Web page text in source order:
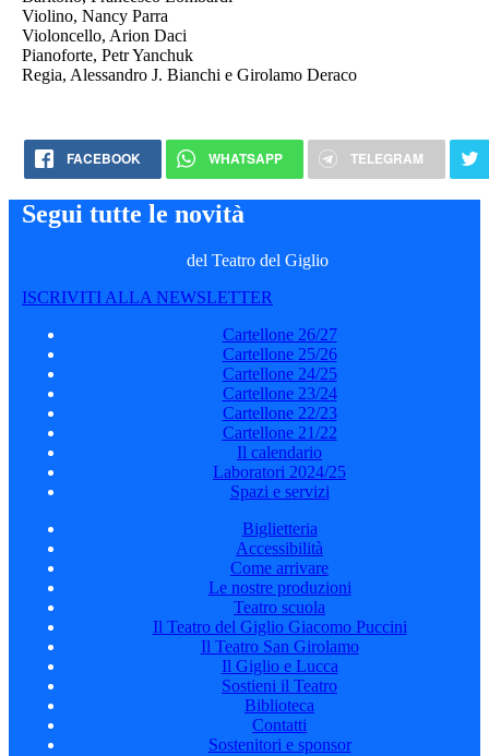
Violino, Nancy Parra
Violoncello, Arion Daci
Pianoforte, Petr Yanchuk
Regia, Alessandro J. Bianchi e Girolamo Deraco
FACEBOOK WHATSAPP TELEGRAM
Segui tutte le novità
del Teatro del Giglio
ISCRIVITI ALLA NEWSLETTER
Cartellone 26/27
Cartellone 25/26
Cartellone 24/25
Cartellone 23/24
Cartellone 22/23
Cartellone 21/22
Il calendario
Laboratori 2024/25
Spazi e servizi
Biglietteria
Accessibilità
Come arrivare
Le nostre produzioni
Teatro scuola
Il Teatro del Giglio Giacomo Puccini
Il Teatro San Girolamo
Il Giglio e Lucca
Sostieni il Teatro
Biblioteca
Contatti
Sostenitori e sponsor